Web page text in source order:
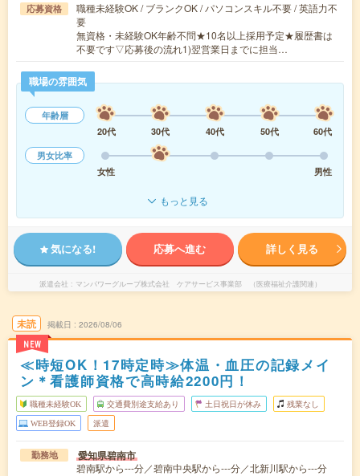
応募資格
職種未経験OK / ブランクOK / パソコンスキル不要 / 英語力不
要
無資格・未経験OK年齢不問★10名以上採用予定★履歴書は
不要です▽応募後の流れ1)翌営業日までに担当…
職場の雰囲気
年齢層
20代
30代 40代 50代
60代
男女比率
女性
男性
もっと見る
気になる! 応募へ進む 詳しく見る
派遣会社 マンパワーグループ株式会社 ケアサービス事業部 （医療福祉介護関連）
未読
NEW
掲載日 2026/08/06
≪時短OK！17時定時≫体温・血圧の記録メイ
ン＊看護師資格で高時給2200円！
職種未経験OK 交通費別途支給あり 土日祝日が休み 残業なし
WEB登録OK 派遣
勤務地 愛知県碧南市
碧南駅から---分／碧南中央駅から---分／北新川駅から---分